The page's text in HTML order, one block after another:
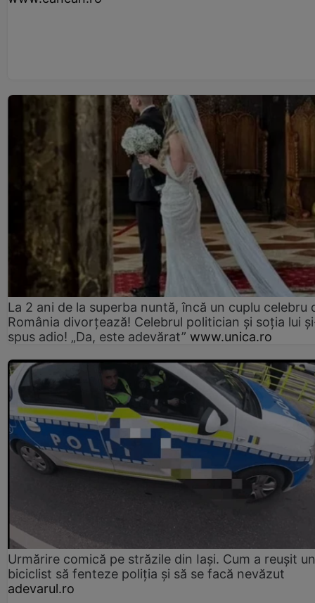
La 2 ani de la superba nuntă, încă un cuplu celebru
România divorțează! Celebrul politician și soția lui
spus adio! „Da, este adevărat” www.unica.ro
Urmărire comică pe străzile din Iași. Cum a reușit un
biciclist să fenteze poliția și să se facă nevăzut
adevarul.ro